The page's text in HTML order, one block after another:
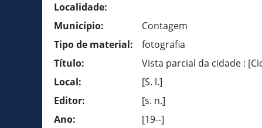
Localidade:
Município:
Contagem
Tipo de material:
fotografia
Título:
Vista parcial da cidade :
Local:
[S. l.]
Editor:
[s. n.]
Ano:
[19--]